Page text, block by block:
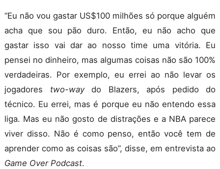
“Eu não vou gastar US$100 milhões só porque alguém
acha que sou pão duro. Então, eu não acho que
gastar isso vai dar ao nosso time uma vitória. Eu
pensei no dinheiro, mas algumas coisas não são 100%
verdadeiras. Por exemplo, eu errei ao não levar os
jogadores two-waydo Blazers, após pedido do
técnico. Eu errei, mas é porque eu não entendo essa
liga. Mas eu não gosto de distrações e a NBA parece
viver disso. Não é como penso, então você tem de
aprender como as coisas são”, disse, em entrevista ao
Game Over Podcast.